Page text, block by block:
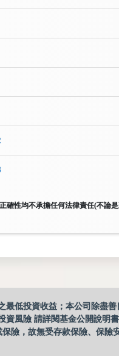
性均不承擔任何法律責任(不論
低投資收益；本公司除盡
風險 請詳閱基金公開說明
險，故無受存款保險、保險